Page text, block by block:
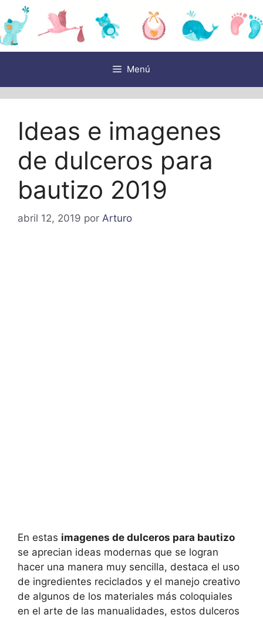
Saltar
al
contenido
Menú
Ideas e imagenes
de dulceros para
bautizo 2019
abril 12, 2019 por Arturo
En estas imagenes de dulceros para bautizo
se aprecian ideas modernas que se logran
hacer una manera muy sencilla, destaca el uso
de ingredientes reciclados y el manejo creativo
de algunos de los materiales más coloquiales
en el arte de las manualidades, estos dulceros